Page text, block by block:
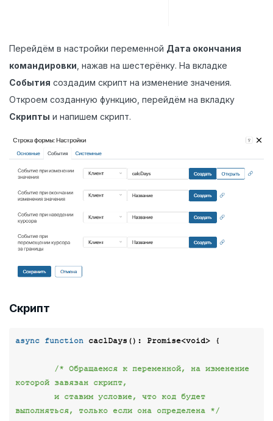
Перейдём в настройки переменной Дата окончания
командировки , нажав на шестерёнку. На вкладке
События создадим скрипт на изменение значения.
Откроем созданную функцию, перейдём на вкладку
Скрипты и напишем скрипт.
Скрипт
async function caclDays (): Promise<void> {
/* Обращаемся к переменной, на изменение
которой завязан скрипт,
выполняться, только если она определена */